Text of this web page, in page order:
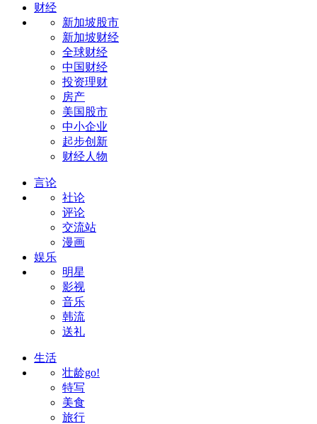
财经
新加坡股市
新加坡财经
全球财经
中国财经
投资理财
房产
美国股市
中小企业
起步创新
财经人物
言论
社论
评论
交流站
漫画
娱乐
明星
影视
音乐
韩流
送礼
生活
壮龄go!
特写
美食
旅行